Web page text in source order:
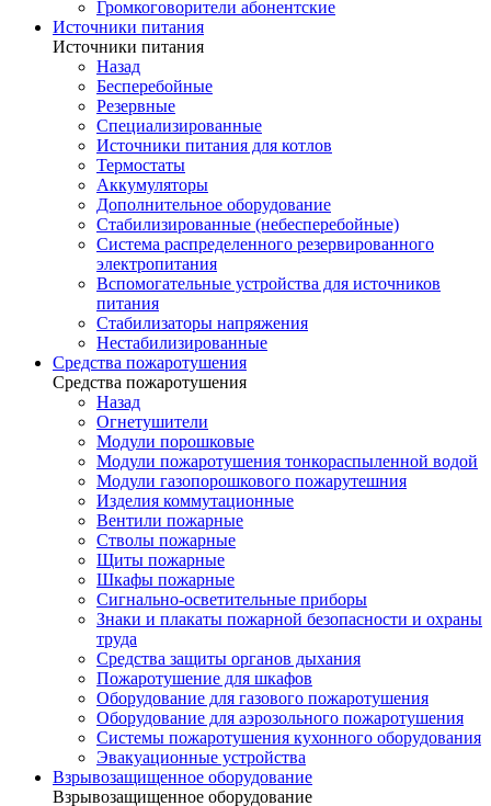
Громкоговорители абонентские
Источники питания
Источники питания
Назад
Бесперебойные
Резервные
Специализированные
Источники питания для котлов
Термостаты
Аккумуляторы
Дополнительное оборудование
Стабилизированные (небесперебойные)
Система распределенного резервированного
электропитания
Вспомогательные устройства для источников
питания
Стабилизаторы напряжения
Нестабилизированные
Средства пожаротушения
Средства пожаротушения
Назад
Огнетушители
Модули порошковые
Модули пожаротушения тонкораспыленной водой
Модули газопорошкового пожарутешния
Изделия коммутационные
Вентили пожарные
Стволы пожарные
Щиты пожарные
Шкафы пожарные
Сигнально-осветительные приборы
Знаки и плакаты пожарной безопасности и охраны
труда
Средства защиты органов дыхания
Пожаротушение для шкафов
Оборудование для газового пожаротушения
Оборудование для аэрозольного пожаротушения
Системы пожаротушения кухонного оборудования
Эвакуационные устройства
Взрывозащищенное оборудование
Взрывозащищенное оборудование